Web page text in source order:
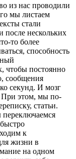
из нас проводили
мы листаем
стали
после нескольких
то более
способность
чтобы постоянно
сообщения
секунд. И мозг
При этом, мы по-
статьи.
к
жизни в
на одном